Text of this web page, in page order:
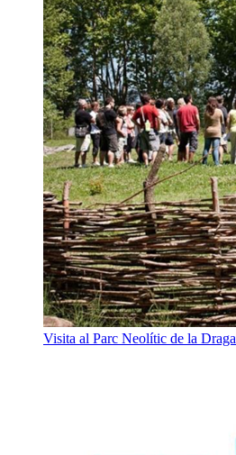
Visita al Parc Neolític de la Draga